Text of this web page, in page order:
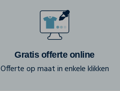
Gratis offerte online
Offerte op maat in enkele klikken